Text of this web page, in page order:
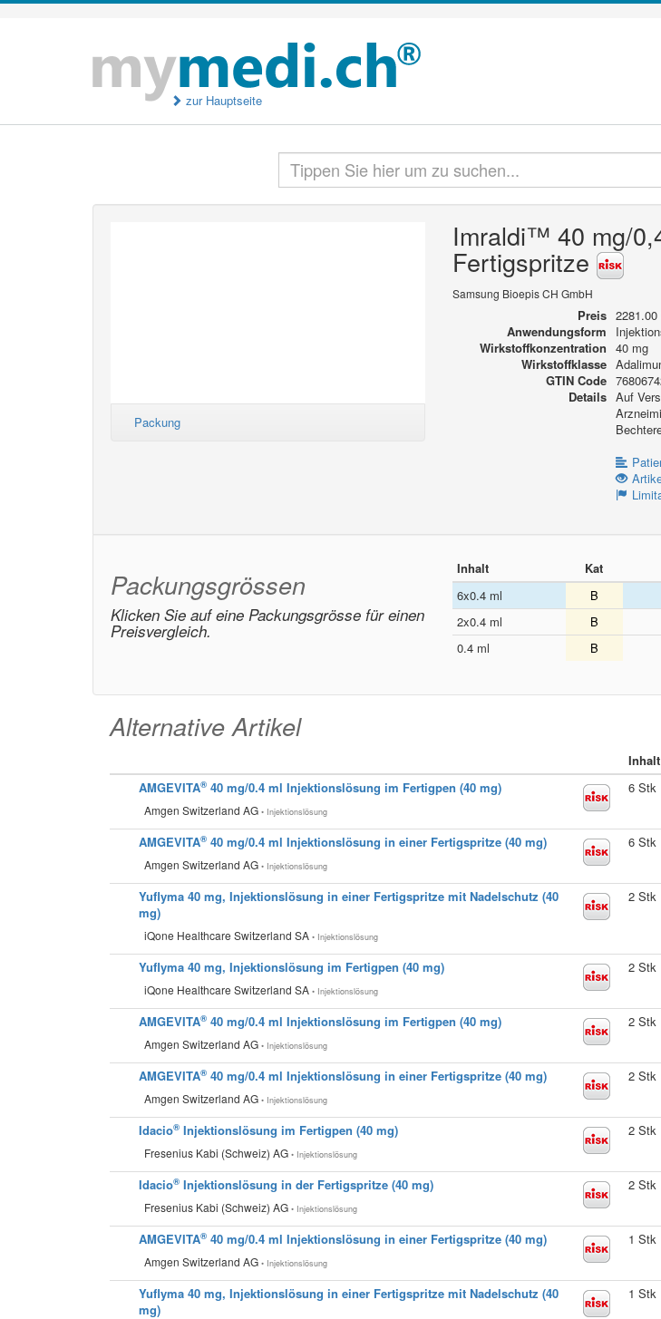
zur Hauptseite
Packung
Imraldi™ 40 mg/
Fertigspritze
Samsung Bioepis CH GmbH
Preis 2281.00
Anwendungsform
Wirkstoffkonzentration 40 mg
Wirkstoffklasse
GTIN Code
Details Auf
Packungsgrössen
Klicken Sie auf eine Packungsgrösse für einen
Preisvergleich.
Inhalt Kat
6x0.4 ml
B
2x0.4 ml
B
0.4 ml
B
Alternative Artikel
Inhalt
AMGEVITA® 40 mg/0.4 ml Injektionslösung im Fertigpen (40 mg)
Amgen Switzerland AG • Injektionslösung
6 Stk
AMGEVITA® 40 mg/0.4 ml Injektionslösung in einer Fertigspritze (40 mg)
Amgen Switzerland AG • Injektionslösung
6 Stk
Yuflyma 40 mg, Injektionslösung in einer Fertigspritze mit Nadelschutz (40
mg)
iQone Healthcare Switzerland SA • Injektionslösung
2 Stk
Yuflyma 40 mg, Injektionslösung im Fertigpen (40 mg)
iQone Healthcare Switzerland SA • Injektionslösung
2 Stk
AMGEVITA® 40 mg/0.4 ml Injektionslösung im Fertigpen (40 mg)
Amgen Switzerland AG • Injektionslösung
2 Stk
AMGEVITA® 40 mg/0.4 ml Injektionslösung in einer Fertigspritze (40 mg)
Amgen Switzerland AG • Injektionslösung
2 Stk
Idacio® Injektionslösung im Fertigpen (40 mg)
Fresenius Kabi (Schweiz) AG • Injektionslösung
2 Stk
Idacio® Injektionslösung in der Fertigspritze (40 mg)
Fresenius Kabi (Schweiz) AG • Injektionslösung
2 Stk
AMGEVITA® 40 mg/0.4 ml Injektionslösung in einer Fertigspritze (40 mg)
Amgen Switzerland AG • Injektionslösung
1 Stk
Yuflyma 40 mg, Injektionslösung in einer Fertigspritze mit Nadelschutz (40
mg)
1 Stk